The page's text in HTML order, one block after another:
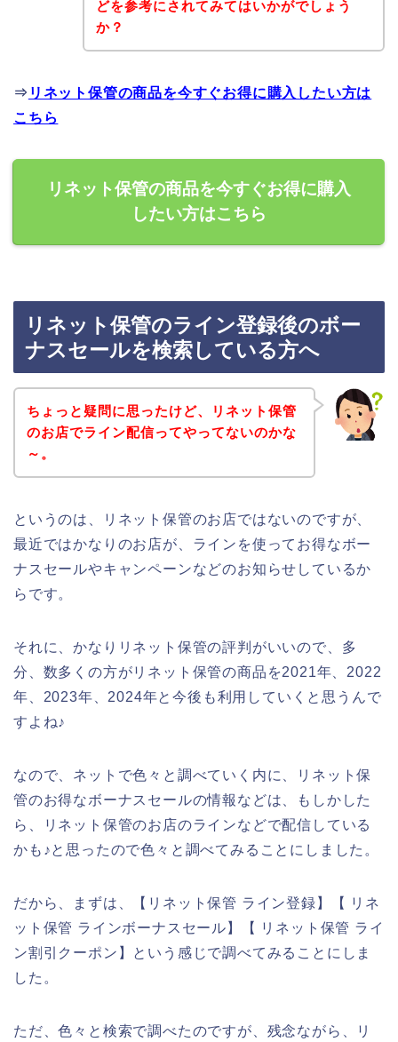
どを参考にされてみてはいかがでしょう
か？
⇒ リネット保管の商品を今すぐお得に購入したい方は
こちら
リネット保管の商品を今すぐお得に購入
したい方はこちら
リネット保管のライン登録後のボー
ナスセールを検索している方へ
ちょっと疑問に思ったけど、リネット保管
のお店でライン配信ってやってないのかな
～。
というのは、リネット保管のお店ではないのですが、
最近ではかなりのお店が、ラインを使ってお得なボー
ナスセールやキャンペーンなどのお知らせしているか
らです。
それに、かなりリネット保管の評判がいいので、多
分、数多くの方がリネット保管の商品を2021年、2022
年、2023年、2024年と今後も利用していくと思うんで
すよね♪
なので、ネットで色々と調べていく内に、リネット保
管のお得なボーナスセールの情報などは、もしかした
ら、リネット保管のお店のラインなどで配信している
かも♪と思ったので色々と調べてみることにしました。
だから、まずは、【リネット保管 ライン登録】【 リネ
ット保管 ラインボーナスセール】【 リネット保管 ライ
ン割引クーポン】という感じで調べてみることにしま
した。
ただ、色々と検索で調べたのですが、残念ながら、リ